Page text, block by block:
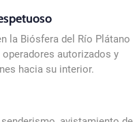
la Biósfera del Río Plátano
autorizados y
hacia su interior.